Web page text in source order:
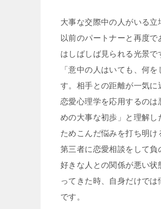
大事な交際中の人がいる立
以前のパートナーと再度
はしばしば見られる光景で
「意中の人はいても、何
す。相手との距離が一気に
恋愛心理学を応用するの
めの大事な初歩」と理解し
ためこんだ悩みを打ち明け
第三者に恋愛相談をして負
好きな人との関係が悪い
ってきた時、自身だけで
です。